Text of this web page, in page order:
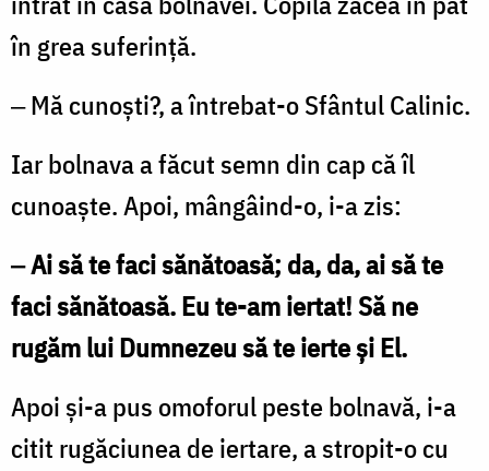
în grea suferinţă.
‒ Mă cunoşti?, a întrebat-o Sfântul Calinic.
Iar bolnava a făcut semn din cap că îl
cunoaşte. Apoi, mângâind-o, i-a zis:
‒ Ai să te faci sănătoasă; da, da, ai să te
faci sănătoasă. Eu te-am iertat! Să ne
rugăm lui Dumnezeu să te ierte şi El.
Apoi şi-a pus omoforul peste bolnavă, i-a
citit rugăciunea de iertare, a stropit-o cu